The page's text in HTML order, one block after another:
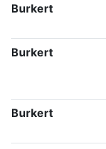
Burkert
Burkert
Burkert